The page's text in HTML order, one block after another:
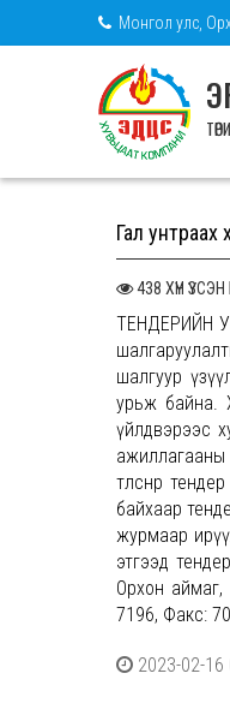
Монгол улс,
Гал унтраах
438 ХҮН
ТЕНДЕРИЙН
шалгуур
урьж байна.
үйлдвэрээс
ажиллагааны
төлснөөр
байхаар
журмаар
этгээд
Орхон аймаг,
7196, Факс:
2023-02-16